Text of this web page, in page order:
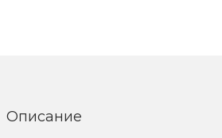
Описание